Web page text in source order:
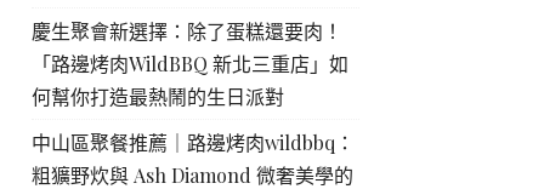
慶生聚會新選擇：除了蛋糕還要肉！
「路邊烤肉WildBBQ 新北三重店」如
何幫你打造最熱鬧的生日派對
中山區聚餐推薦｜路邊烤肉wildbbq：
粗獷野炊與 Ash Diamond 微奢美學的